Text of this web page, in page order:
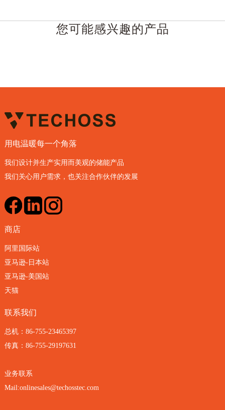
您可能感兴趣的产品
用电温暖每一个角落
我们设计并生产实用而美观的储能产品
我们关心用户需求，也关注合作伙伴的发展
商店
阿里国际站
亚马逊-日本站
亚马逊-美国站
天猫
联系我们
总机：86-755-23465397
传真：86-755-29197631
业务联系
Mail:onlinesales@techosstec.com